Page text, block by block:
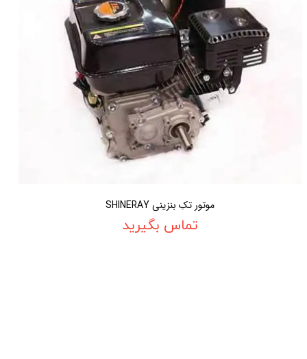
موتور تکِ بنزینی SHINERAY
تماس بگیرید